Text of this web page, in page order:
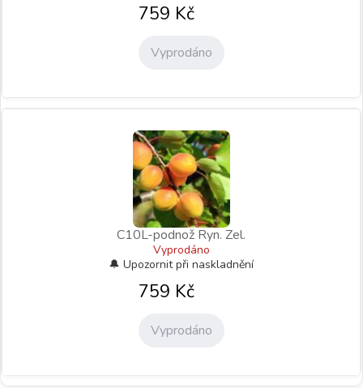
759 Kč
Vyprodáno
C10L-podnož Ryn. Zel.
Vyprodáno
759 Kč
Vyprodáno